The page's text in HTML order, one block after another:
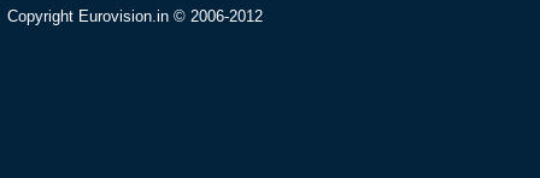
Copyright Eurovision.in © 2006-2012